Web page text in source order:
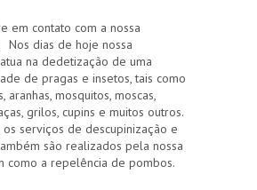
em contato com a nossa
dias de hoje nossa
na dedetização de uma
de pragas e insetos, tais como
aranhas, mosquitos, moscas,
grilos, cupins e muitos outros.
os serviços de descupinização e
são realizados pela nossa
como a repelência de pombos.